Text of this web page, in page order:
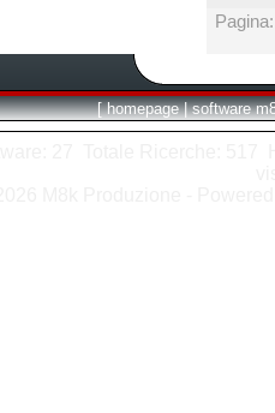
[ homepage | software